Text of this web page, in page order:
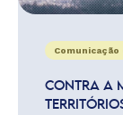
CONTRA A